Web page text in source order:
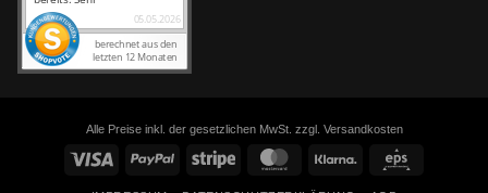
Alle Preise inkl. der gesetzlichen MwSt. zzgl. Versandkosten
Visa PayPal Stripe MasterCard Klarna